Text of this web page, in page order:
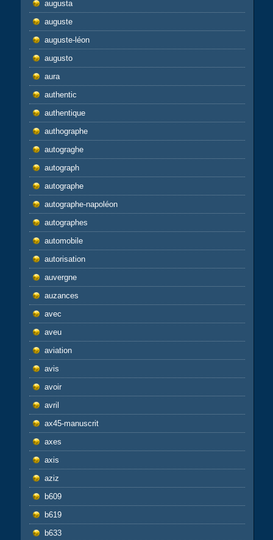
augusta
auguste
auguste-léon
augusto
aura
authentic
authentique
authographe
autograghe
autograph
autographe
autographe-napoléon
autographes
automobile
autorisation
auvergne
auzances
avec
aveu
aviation
avis
avoir
avril
ax45-manuscrit
axes
axis
aziz
b609
b619
b633